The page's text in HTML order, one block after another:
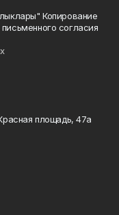
Копирование
согласия
площадь, 47а